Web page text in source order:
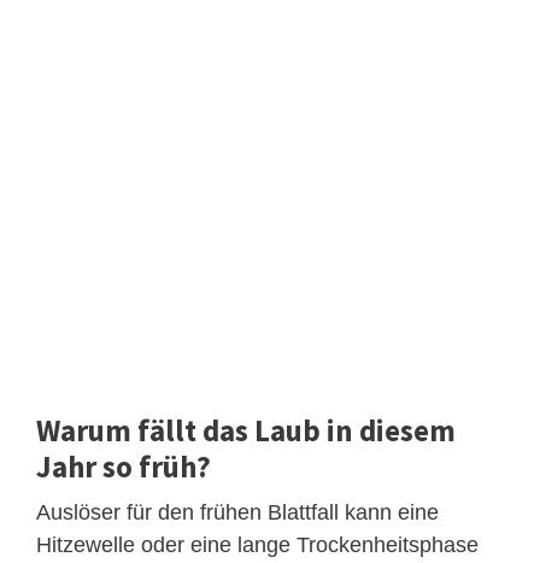
Warum fällt das Laub in diesem
Jahr so früh?
Auslöser für den frühen Blattfall kann eine
Hitzewelle oder eine lange Trockenheitsphase